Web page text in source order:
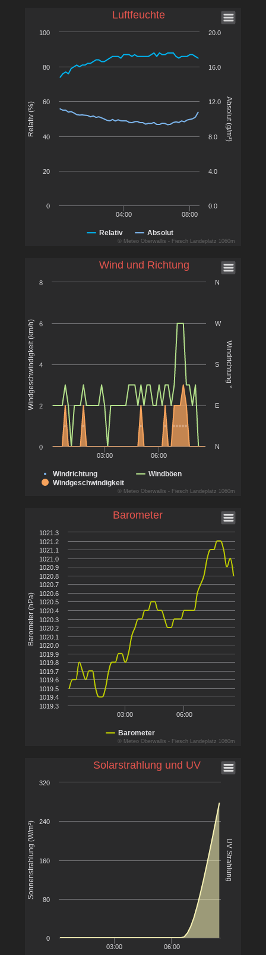
Relativ (%) Absolut (g/m³)
Relativ Absolut
04:00 08:00
0
20
40
60
80
100
0.0
4.0
8.0
12.0
16.0
20.0
© Meteo Oberwallis - Fiesch Landeplatz 1060m
Luftfeuchte
Windgeschwindigkeit (km/h) Windrichtung °
Windrichtung
Windböen
Windgeschwindigkeit
06:00
03:00
0
2
4
6
8
© Meteo Oberwallis - Fiesch Landeplatz 1060m
Wind und Richtung
N
E
S
W
N
Barometer (hPa)
Barometer
06:00
03:00
1019.3
1019.4
1019.5
1019.6
1019.7
1019.8
1019.9
1020.0
1020.1
1020.2
1020.3
1020.4
1020.5
1020.6
1020.7
1020.8
1020.9
1021.0
1021.1
1021.2
1021.3
© Meteo Oberwallis - Fiesch Landeplatz 1060m
Barometer
Sonnenstrahlung (W/m²) UV Strahlung
06:00
03:00
0
80
160
240
320
Solarstrahlung und UV